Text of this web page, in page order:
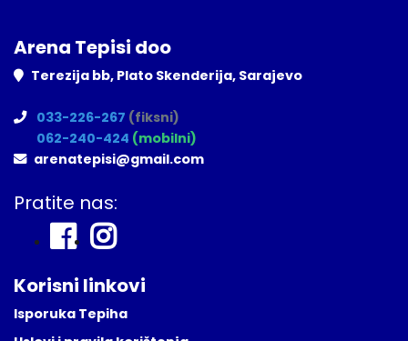
Arena Tepisi doo
Terezija bb, Plato Skenderija, Sarajevo
033-226-267 (fiksni)
062-240-424 (mobilni)
arenatepisi@gmail.com
Pratite nas:
Korisni linkovi
Isporuka Tepiha